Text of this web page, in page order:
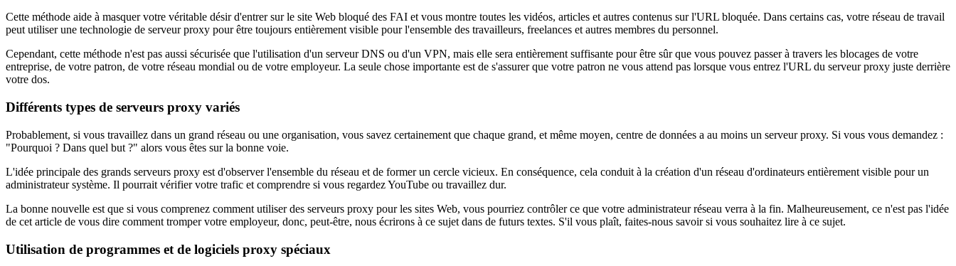
Cette méthode aide à masquer votre véritable désir d'entrer sur le site Web bloqué des FAI et vous montre toutes les vidéos, articles et autres contenus sur l'URL bloquée. Dans certains cas, votre réseau de travail
peut utiliser une technologie de serveur proxy pour être toujours entièrement visible pour l'ensemble des travailleurs, freelances et autres membres du personnel.
Cependant, cette méthode n'est pas aussi sécurisée que l'utilisation d'un serveur DNS ou d'un VPN, mais elle sera entièrement suffisante pour être sûr que vous pouvez passer à travers les blocages de votre
entreprise, de votre patron, de votre réseau mondial ou de votre employeur. La seule chose importante est de s'assurer que votre patron ne vous attend pas lorsque vous entrez l'URL du serveur proxy juste derrière
votre dos.
Différents types de serveurs proxy variés
Probablement, si vous travaillez dans un grand réseau ou une organisation, vous savez certainement que chaque grand, et même moyen, centre de données a au moins un serveur proxy. Si vous vous demandez :
"Pourquoi ? Dans quel but ?" alors vous êtes sur la bonne voie.
L'idée principale des grands serveurs proxy est d'observer l'ensemble du réseau et de former un cercle vicieux. En conséquence, cela conduit à la création d'un réseau d'ordinateurs entièrement visible pour un
administrateur système. Il pourrait vérifier votre trafic et comprendre si vous regardez YouTube ou travaillez dur.
La bonne nouvelle est que si vous comprenez comment utiliser des serveurs proxy pour les sites Web, vous pourriez contrôler ce que votre administrateur réseau verra à la fin. Malheureusement, ce n'est pas l'idée
de cet article de vous dire comment tromper votre employeur, donc, peut-être, nous écrirons à ce sujet dans de futurs textes. S'il vous plaît, faites-nous savoir si vous souhaitez lire à ce sujet.
Utilisation de programmes et de logiciels proxy spéciaux